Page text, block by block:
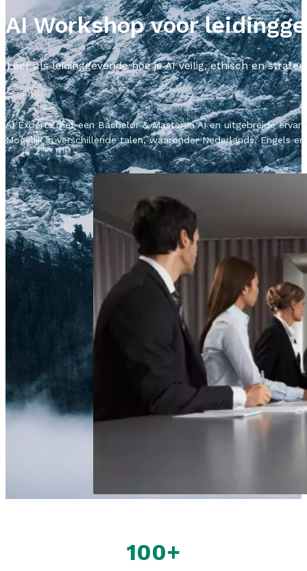
AI Workshop voor
Leer als leidinggevende hoe je AI veilig, ethisch en
AI Experts met een Bachelor & Master in AI en uitgebreide
Mogelijk in verschillende talen, waaronder Nederlands, Engels
100+